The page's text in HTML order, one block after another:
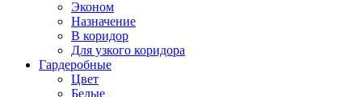
Эконом
Назначение
В коридор
Для узкого коридора
Гардеробные
Цвет
Белые